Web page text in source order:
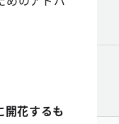
花するも